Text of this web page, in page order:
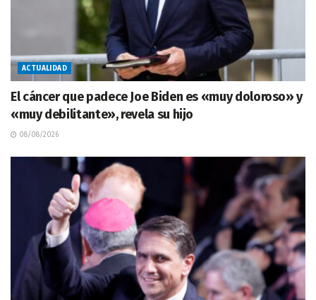
ACTUALIDAD
El cáncer que padece Joe Biden es «muy doloroso» y
«muy debilitante», revela su hijo
08/08/2026